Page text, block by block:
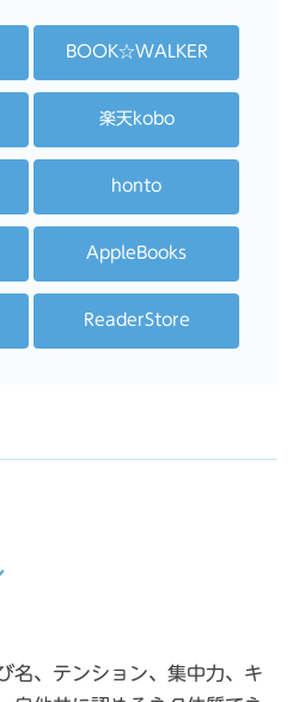
名、テンション、集中力、キ
BOOK☆WALKER
楽天kobo
honto
AppleBooks
ReaderStore